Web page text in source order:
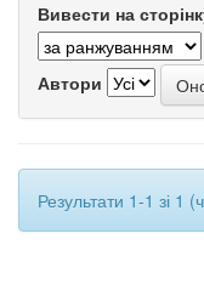
Вивести на
Автори
Результати 1-1 зі 1